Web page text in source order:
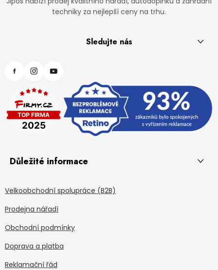
techniky za nejlepší ceny na trhu.
Sledujte nás
Důležité informace
Velkoobchodní spolupráce (B2B)
Prodejna nářadí
Obchodní podmínky
Doprava a platba
Reklamační řád